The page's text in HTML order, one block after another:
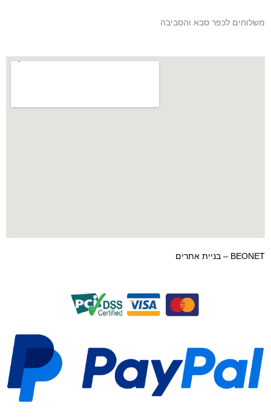
משלוחים לכפר סבא והסביבה
BEONET – בניית אתרים